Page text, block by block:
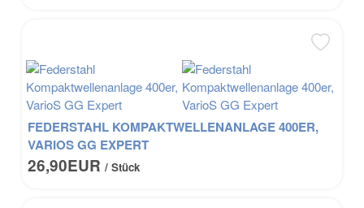
FEDERSTAHL KOMPAKTWELLENANLAGE 400ER,
VARIOS GG EXPERT
26,90EUR/ Stück